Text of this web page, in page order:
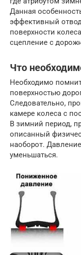
Данная
эффективный
поверхности
сцепление с
Что
Необходимо
поверхностью
Следовательно,
камере колеса с
В зимний период,
описанный
наоборот.
уменьшаться.